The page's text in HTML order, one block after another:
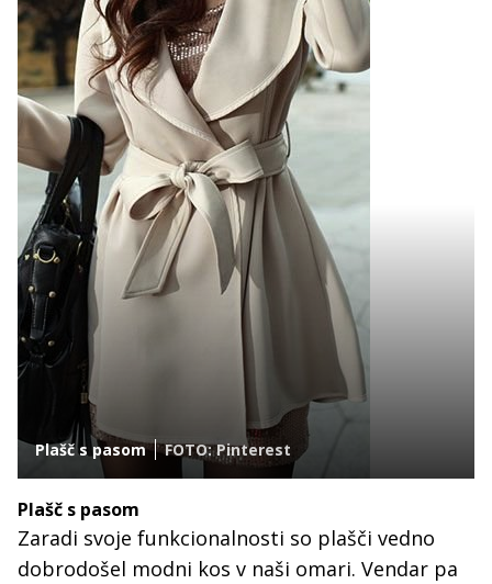
Plašč s pasom FOTO: Pinterest
Plašč s pasom
Zaradi svoje funkcionalnosti so plašči vedno
dobrodošel modni kos v naši omari. Vendar pa